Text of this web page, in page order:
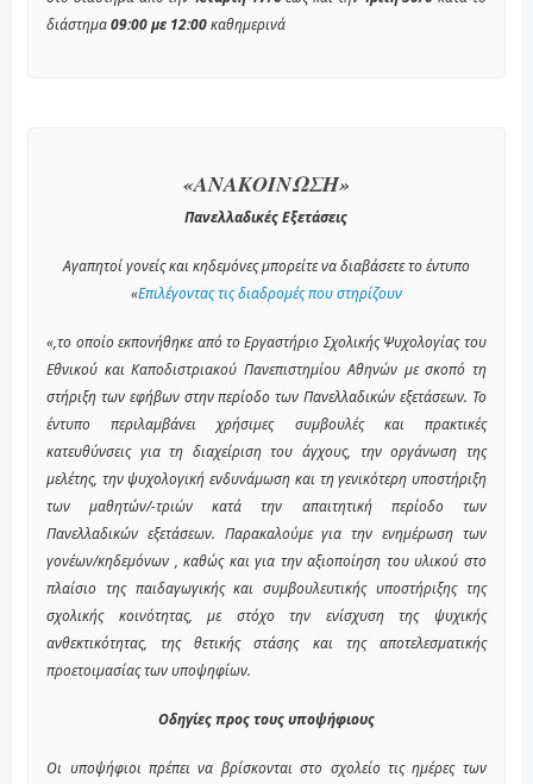
διάστημα09:00 με 12:00καθημερινά
«ΑΝΑΚΟΙΝΩΣΗ»
Πανελλαδικές Εξετάσεις
Αγαπητοί γονείς και κηδεμόνες μπορείτε να διαβάσετε το έντυπο
«Επιλέγοντας τις διαδρομές που στηρίζουν
«,το οποίο εκπονήθηκε από το Εργαστήριο Σχολικής Ψυχολογίας του
Εθνικού και Καποδιστριακού Πανεπιστημίου Αθηνών με σκοπό τη
στήριξη των εφήβων στην περίοδο των Πανελλαδικών εξετάσεων. Το
έντυπο περιλαμβάνει χρήσιμες συμβουλές και πρακτικές
κατευθύνσεις για τη διαχείριση του άγχους, την οργάνωση της
μελέτης, την ψυχολογική ενδυνάμωση και τη γενικότερη υποστήριξη
των μαθητών/-τριών κατά την απαιτητική περίοδο των
Πανελλαδικών εξετάσεων. Παρακαλούμε για την ενημέρωση των
γονέων/κηδεμόνων , καθώς και για την αξιοποίηση του υλικού στο
πλαίσιο της παιδαγωγικής και συμβουλευτικής υποστήριξης της
σχολικής κοινότητας, με στόχο την ενίσχυση της ψυχικής
ανθεκτικότητας, της θετικής στάσης και της αποτελεσματικής
προετοιμασίας των υποψηφίων.
Οδηγίες προς τους υποψήφιους
Οι υποψήφιοι πρέπει να βρίσκονται στο σχολείο τις ημέρες των